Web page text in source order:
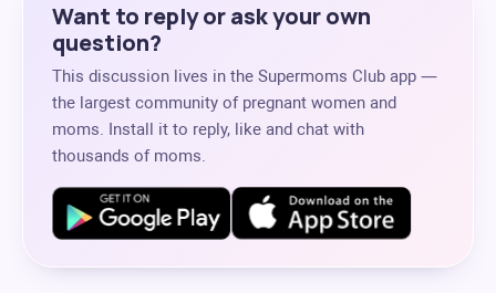
Want to reply or ask your own
question?
This discussion lives in the Supermoms Club app —
the largest community of pregnant women and
moms. Install it to reply, like and chat with
thousands of moms.